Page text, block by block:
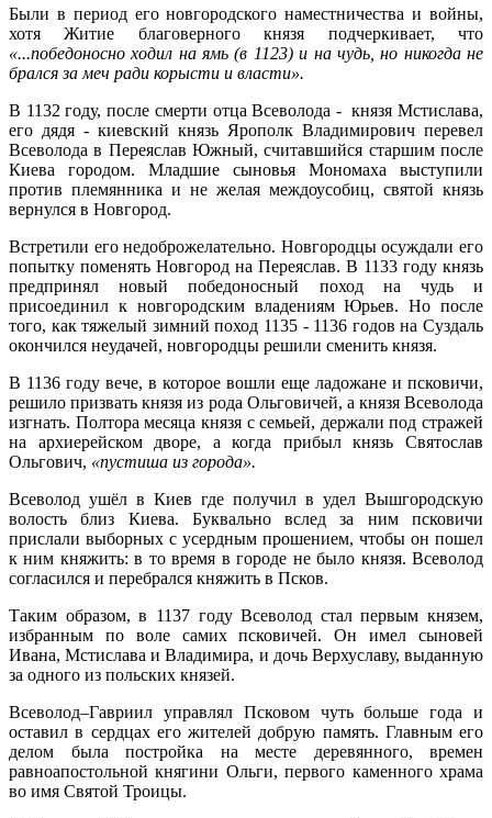
Были в период его новгородского наместничества и войны,
хотя Житие благоверного князя подчеркивает, что
«...победоносно ходил на ямь (в 1123) и на чудь, но никогда не
брался за меч ради корысти и власти».
В 1132 году, после смерти отца Всеволода - князя Мстислава,
его дядя - киевский князь Ярополк Владимирович перевел
Всеволода в Переяслав Южный, считавшийся старшим после
Киева городом. Младшие сыновья Мономаха выступили
против племянника и не желая междоусобиц, святой князь
вернулся в Новгород.
Встретили его недоброжелательно. Новгородцы осуждали его
попытку поменять Новгород на Переяслав. В 1133 году князь
предпринял новый победоносный поход на чудь и
присоединил к новгородским владениям Юрьев. Но после
того, как тяжелый зимний поход 1135 - 1136 годов на Суздаль
окончился неудачей, новгородцы решили сменить князя.
В 1136 году вече, в которое вошли еще ладожане и псковичи,
решило призвать князя из рода Ольговичей, а князя Всеволода
изгнать. Полтора месяца князя с семьей, держали под стражей
на архиерейском дворе, а когда прибыл князь Святослав
Ольгович, «пустиша из города».
Всеволод ушёл в Киев где получил в удел Вышгородскую
волость близ Киева. Буквально вслед за ним псковичи
прислали выборных с усердным прошением, чтобы он пошел
к ним княжить: в то время в городе не было князя. Всеволод
согласился и перебрался княжить в Псков.
Таким образом, в 1137 году Всеволод стал первым князем,
избранным по воле самих псковичей. Он имел сыновей
Ивана, Мстислава и Владимира, и дочь Верхуславу, выданную
за одного из польских князей.
Всеволод–Гавриил управлял Псковом чуть больше года и
оставил в сердцах его жителей добрую память. Главным его
делом была постройка на месте деревянного, времен
равноапостольной княгини Ольги, первого каменного храма
во имя Святой Троицы.